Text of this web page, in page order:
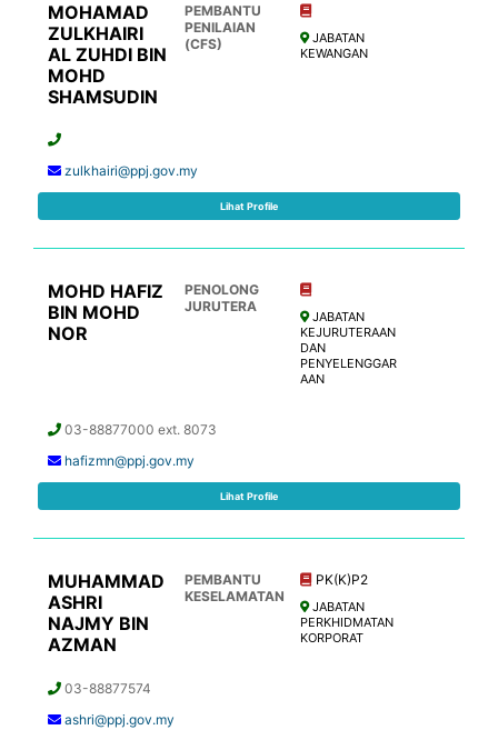
MOHAMAD
ZULKHAIRI
AL ZUHDI BIN
MOHD
SHAMSUDIN
PEMBANTU
PENILAIAN
(CFS)
JABATAN
KEWANGAN
zulkhairi@ppj.gov.my
Lihat Profile
MOHD HAFIZ
BIN MOHD
NOR
PENOLONG
JURUTERA
JABATAN
KEJURUTERAAN
DAN
PENYELENGGAR
AAN
03-88877000 ext. 8073
hafizmn@ppj.gov.my
Lihat Profile
MUHAMMAD
ASHRI
NAJMY BIN
AZMAN
PEMBANTU
KESELAMATAN
PK(K)P2
JABATAN
PERKHIDMATAN
KORPORAT
03-88877574
ashri@ppj.gov.my